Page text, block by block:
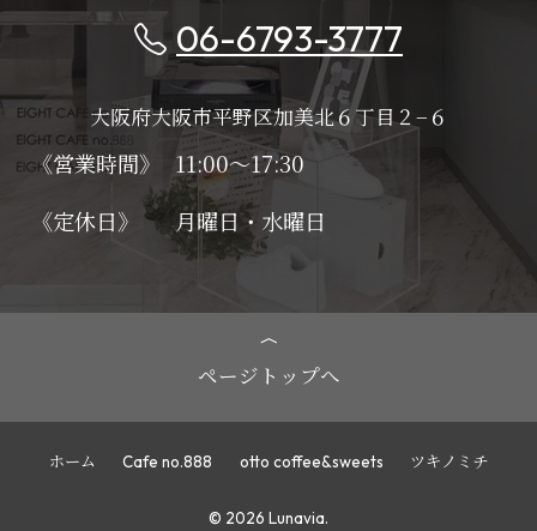
06-6793-3777
大阪府大阪市平野区加美北６丁目２−６
《営業時間》
11:00～17:30
《定休日》 月曜日・水曜日
ページトップへ
ホーム Cafe no.888 otto coffee&sweets ツキノミチ
© 2026 Lunavia.